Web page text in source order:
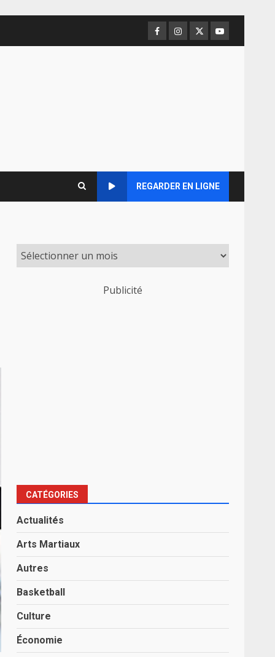
Facebook
Instagram
TwitterYoutube
REGARDER EN LIGNE
Publicité
CATÉGORIES
Actualités
Arts Martiaux
Autres
Basketball
Culture
Économie